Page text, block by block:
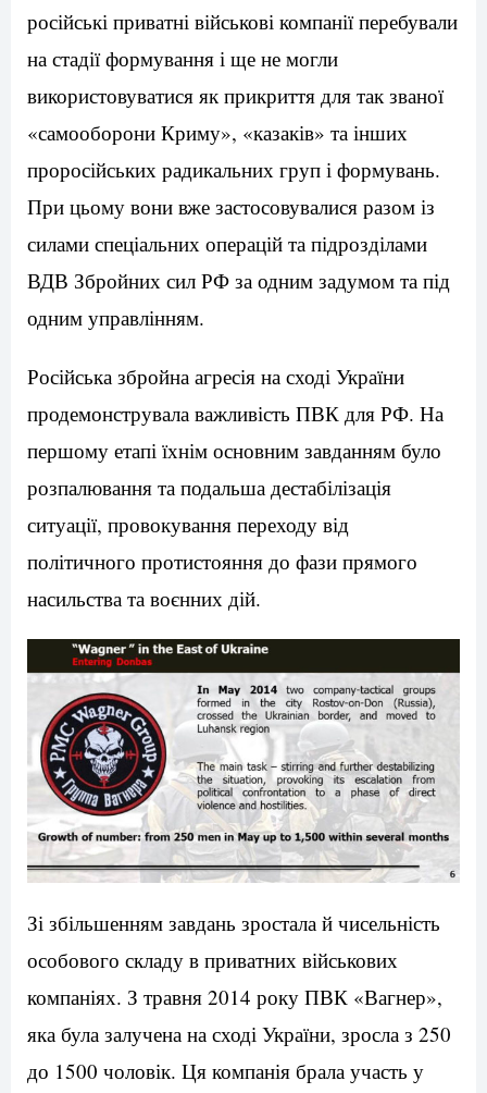
російські приватні військові компанії перебували
на стадії формування і ще не могли
використовуватися як прикриття для так званої
«самооборони Криму», «казаків» та інших
проросійських радикальних груп і формувань.
При цьому вони вже застосовувалися разом із
силами спеціальних операцій та підрозділами
ВДВ Збройних сил РФ за одним задумом та під
одним управлінням.
Російська збройна агресія на сході України
продемонструвала важливість ПВК для РФ. На
першому етапі їхнім основним завданням було
розпалювання та подальша дестабілізація
ситуації, провокування переходу від
політичного протистояння до фази прямого
насильства та воєнних дій.
Зі збільшенням завдань зростала й чисельність
особового складу в приватних військових
компаніях. З травня 2014 року ПВК «Вагнер»,
яка була залучена на сході України, зросла з 250
до 1500 чоловік. Ця компанія брала участь у